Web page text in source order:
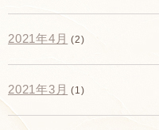
2021年4月 (2)
2021年3月 (1)